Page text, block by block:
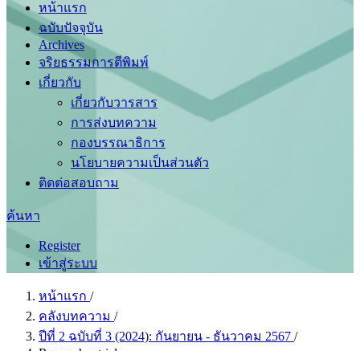
หน้าแรก
ฉบับปัจจุบัน
Archives
จริยธรรมการตีพิมพ์
เกี่ยวกับ
เกี่ยวกับวารสาร
การส่งบทความ
กองบรรณาธิการ
นโยบายความเป็นส่วนตัว
ติดต่อสอบถาม
ค้นหา
Register
เข้าสู่ระบบ
หน้าแรก /
คลังบทความ /
ปีที่ 2 ฉบับที่ 3 (2024): กันยายน - ธันวาคม 2567 /